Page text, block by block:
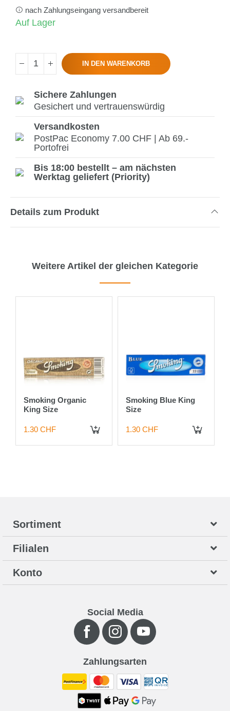
nach Zahlungseingang versandbereit
Auf Lager
IN DEN WARENKORB
Sichere Zahlungen
Gesichert und vertrauenswürdig
Versandkosten
PostPac Economy 7.00 CHF | Ab 69.-
Portofrei
Bis 18:00 bestellt – am nächsten
Werktag geliefert (Priority)
Details zum Produkt
Weitere Artikel der gleichen Kategorie
Smoking Organic
King Size
1.30 CHF
Smoking Blue King
Size
1.30 CHF
Sortiment
Filialen
Konto
Social Media
Zahlungsarten